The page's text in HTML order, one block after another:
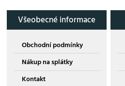
Všeobecné informace
Obchodní podmínky
Nákup na splátky
Kontakt